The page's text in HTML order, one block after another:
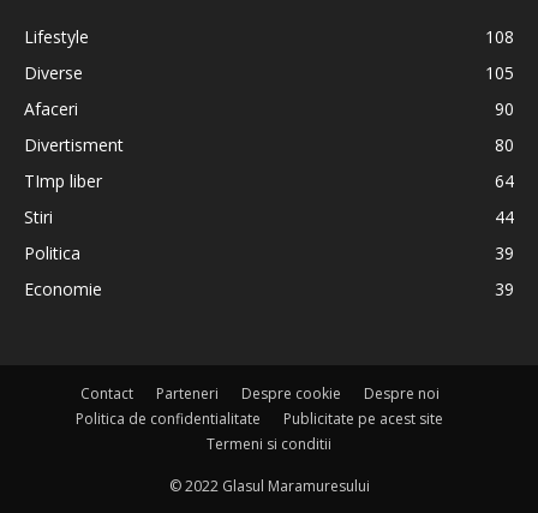
Lifestyle
108
Diverse
105
Afaceri
90
Divertisment
80
TImp liber
64
Stiri
44
Politica
39
Economie
39
Contact Parteneri Despre cookie
Despre noi
Politica de confidentialitate
Publicitate pe acest site
Termeni si conditii
© 2022 Glasul Maramuresului